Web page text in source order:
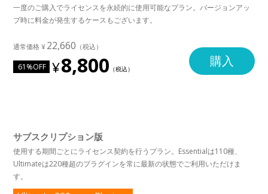
一度のご購入でライセンスを永続的に使用可能なプラン。バージョンアッ
プ時に料金が発生するケースもございます。
22,660
61%OFF 8,800 購入
サブスクリプション版
使用する期間ごとにライセンス契約を行うプラン。Essentialは110種、
Ultimateは220種超のプラグインを常に最新の状態でご利用いただけま
す。